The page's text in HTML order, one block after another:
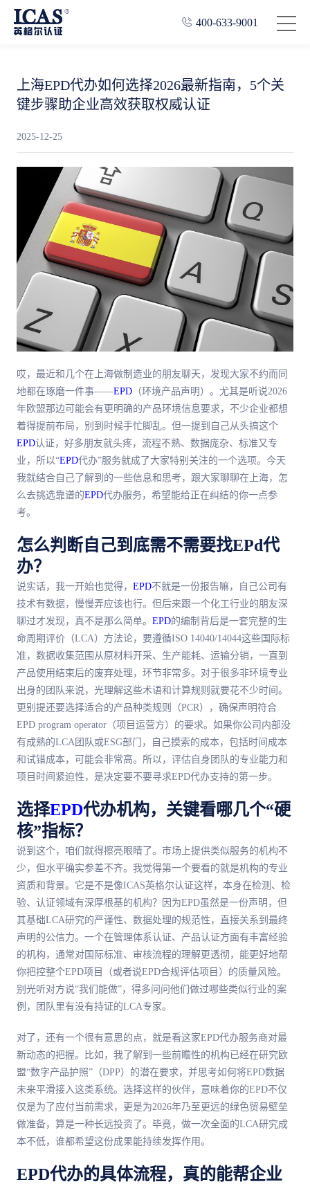
400-633-9001
上海EPD代办如何选择2026最新指南，5个关
键步骤助企业高效获取权威认证
2025-12-25
哎， 最近和几个在上海做制造业的朋友聊天，发现大家不约而同
地都在琢磨一件事——EPD （环境产品声明）。尤其是听说2026
年欧盟那边可能会有更明确的产品环境信息要求，不少企业都想
着得提前布局，别到时候手忙脚乱。但一提到自己从头搞这个
EPD认证，好多朋友就头疼，流程不熟、数据庞杂、标准又专
业，所以“EPD代办”服务就成了大家特别关注的一个选项。今天
我就结合自己了解到的一些信息和思考，跟大家聊聊在上海，怎
么去挑选靠谱的EPD代办服务，希望能给正在纠结的你一点参
考。
怎么判断自己到底需不需要找EPd代
办？
说实话，我一开始也觉得， EPD不就是一份报告嘛，自己公司有
技术有数据，慢慢弄应该也行。但后来跟一个化工行业的朋友深
聊过才发现，真不是那么简单。 EPD的编制背后是一套完整的生
命周期评价（LCA）方法论，要遵循ISO 14040/14044这些国际标
准，数据收集范围从原材料开采、生产能耗、运输分销，一直到
产品使用结束后的废弃处理，环节非常多。对于很多非环境专业
出身的团队来说，光理解这些术语和计算规则就要花不少时间。
更别提还要选择适合的产品种类规则（PCR），确保声明符合
EPD program operator（项目运营方）的要求。如果你公司内部没
有成熟的LCA团队或ESG部门，自己摸索的成本，包括时间成本
和试错成本，可能会非常高。所以，评估自身团队的专业能力和
项目时间紧迫性，是决定要不要寻求EPD代办支持的第一步。
选择EPD代办机构，关键看哪几个“硬
核”指标？
说到这个，咱们就得擦亮眼睛了。市场上提供类似服务的机构不
少，但水平确实参差不齐。我觉得第一个要看的就是机构的专业
资质和背景。它是不是像ICAS英格尔认证这样，本身在检测、检
验、认证领域有深厚根基的机构？因为EPD虽然是一份声明，但
其基础LCA研究的严谨性、数据处理的规范性，直接关系到 最终
声明的公信力。一个在管理体系认证、产品认证方面有丰富经验
的机构，通常对国际标准、审核流程的理解更透彻，能更好地帮
你把控整个EPD项目（或者说EPD合规评估项目）的质量风险。
别光听对方说“我们能做”，得多问问他们做过哪些类似行业的案
例，团队里有没有持证的LCA专家。
对了，还有一个很有意思的点，就是看这家EPD代办服务商对最
新动态的把握。比如，我了解到一些前瞻性的机构已经在研究欧
盟“数字产品护照”（DPP）的潜在要求，并思考如何将EPD数据
未来平滑接入这类系统。选择这样的伙伴，意味着你的EPD不仅
仅是为了应付当前需求，更是为2026年乃至更远的绿色贸易壁垒
做准备，算是一种长远投资了。毕竟，做一次全面的LCA研究成
本不低，谁都希望这份成果能持续发挥作用。
EPD代办的具体流程，真的能帮企业